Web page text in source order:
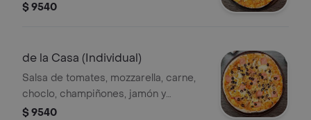
$ 9540
de la Casa (Individual)
Salsa de tomates, mozzarella, carne,
choclo, champiñones, jamón y
aceitunas negras.
$ 9540